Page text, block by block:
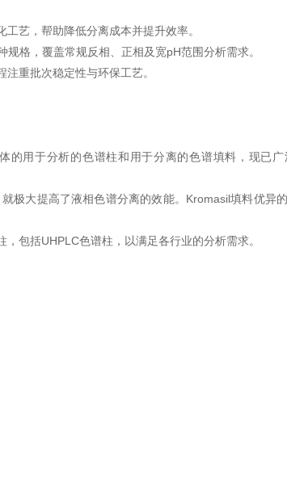
艺，帮助降低分离成本并提升效率。
格，覆盖常规反相、正相及宽pH范围分析需求。
重批次稳定性与环保工艺。
的用于分析的色谱柱和用于分离的色谱填料，现已
极大提高了液相色谱分离的效能。Kromasil填料优异
包括UHPLC色谱柱，以满足各行业的分析需求。